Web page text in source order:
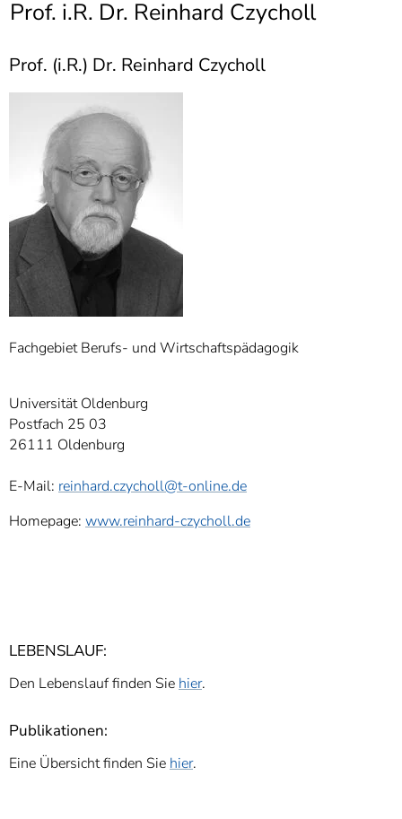
7]
Informationen zur
Prof. i.R. Dr. Reinhard Czycholl
Prof. (i.R.) Dr. Reinhard Czycholl
Fachgebiet Berufs- und Wirtschaftspädagogik
Universität Oldenburg
Postfach 25 03
26111 Oldenburg
E-Mail: reinhard.czycholl@t-online.de
Homepage: www.reinhard-czycholl.de
LEBENSLAUF:
Den Lebenslauf finden Sie hier.
Publikationen:
Eine Übersicht finden Sie hier.